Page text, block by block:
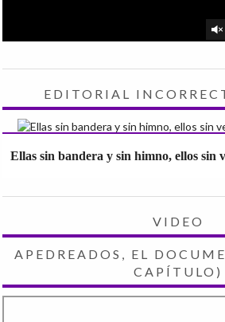
EDITORIAL
Ellas sin bandera y sin himno, ellos sin
VIDEO
APEDREADOS, EL
CAPÍTULO)